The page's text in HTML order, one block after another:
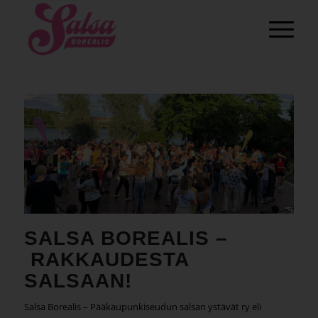
SALSA BOREALIS –
RAKKAUDESTA
SALSAAN!
Salsa Borealis – Pääkaupunkiseudun salsan ystävät ry eli